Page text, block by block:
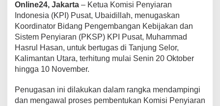
t
a
a
,
K
a
w
P
e
Online24, Jakarta – Ketua Komisi Penyiaran
Indonesia (KPI) Pusat, Ubaidillah, menugaskan
Koordinator Bidang Pengembangan Kebijakan dan
Sistem Penyiaran (PKSP) KPI Pusat, Muhammad
Hasrul Hasan, untuk bertugas di Tanjung Selor,
Kalimantan Utara, terhitung mulai Senin 20 Oktober
hingga 10 November.
Penugasan ini dilakukan dalam rangka mendampingi
dan mengawal proses pembentukan Komisi Penyiaran